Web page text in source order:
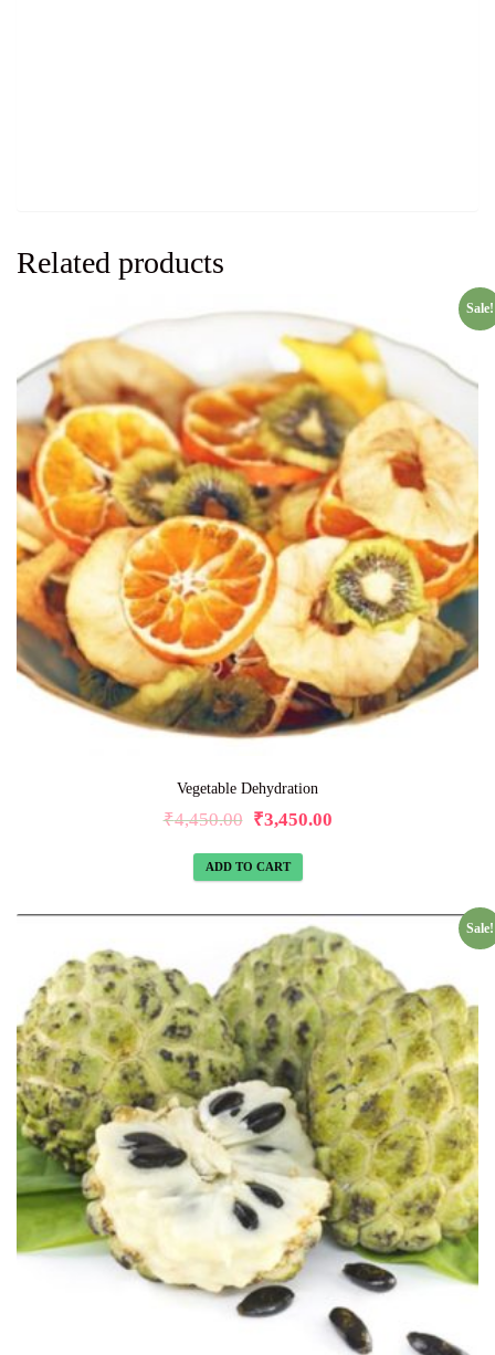
Related products
Sale!
Vegetable Dehydration
₹4,450.00 ₹3,450.00
ADD TO CART
Sale!